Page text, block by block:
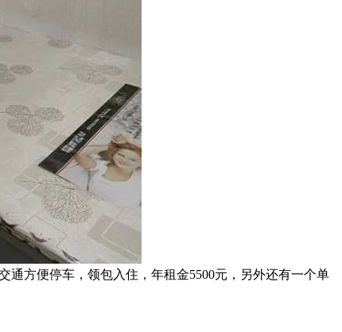
方便停车，领包入住，年租金5500元，另外还有一个单